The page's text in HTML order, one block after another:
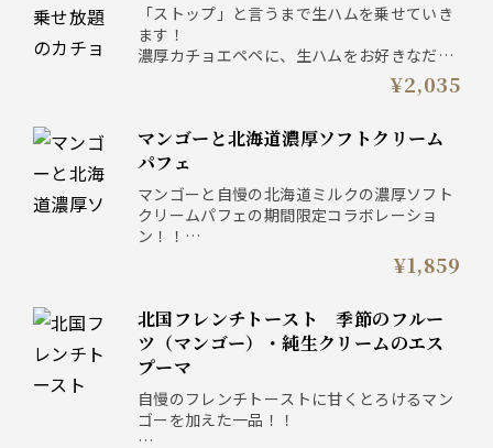
「ストップ」と言うまで生ハムを乗せていき
ます！
濃厚カチョエペペに、生ハムをお好きなだけ
¥2,035
マンゴーと北海道濃厚ソフトクリーム
パフェ
マンゴーと自慢の北海道ミルクの濃厚ソフト
クリームパフェの期間限定コラボレーショ
ン！！
¥1,859
北国フレンチトースト 季節のフルー
ツ（マンゴー）・純生クリームのエス
プーマ
自慢のフレンチトーストに甘くとろけるマン
ゴーを加えた一品！！